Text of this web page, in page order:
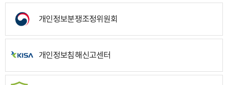
개인정보분쟁조정위원회
개인정보침해신고센터